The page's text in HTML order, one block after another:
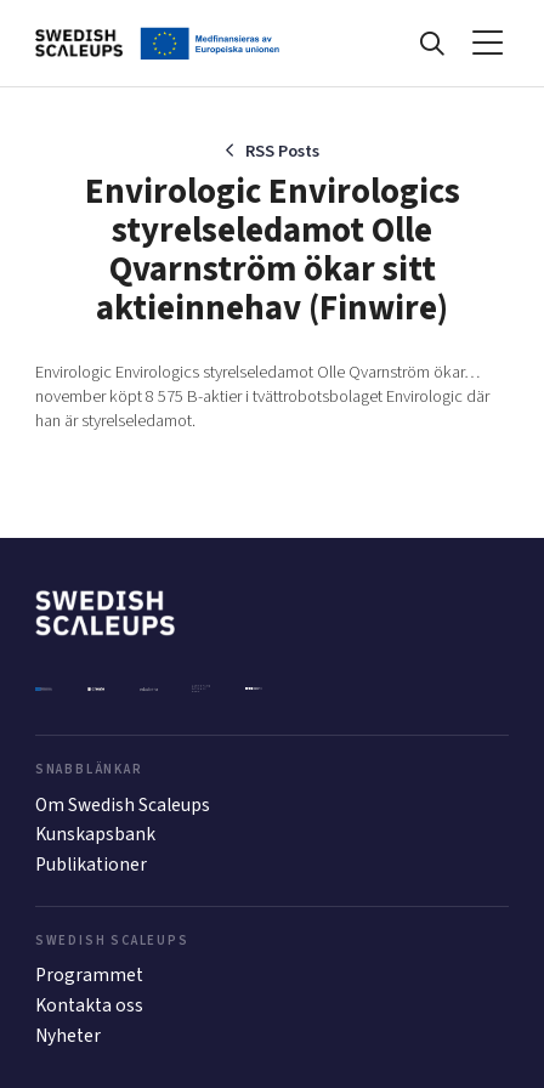
Kunskapsbank
Programmet
Mer
Så finansieras Swedish Scaleups
RSS Posts
Envirologic Envirologics
styrelseledamot Olle
Qvarnström ökar sitt
aktieinnehav (Finwire)
Envirologic Envirologics styrelseledamot Olle Qvarnström ökar…
november köpt 8 575 B-aktier i tvättrobotsbolaget Envirologic där
han är styrelseledamot.
SNABBLÄNKAR
Om Swedish Scaleups
Kunskapsbank
Publikationer
SWEDISH SCALEUPS
Programmet
Kontakta oss
Nyheter